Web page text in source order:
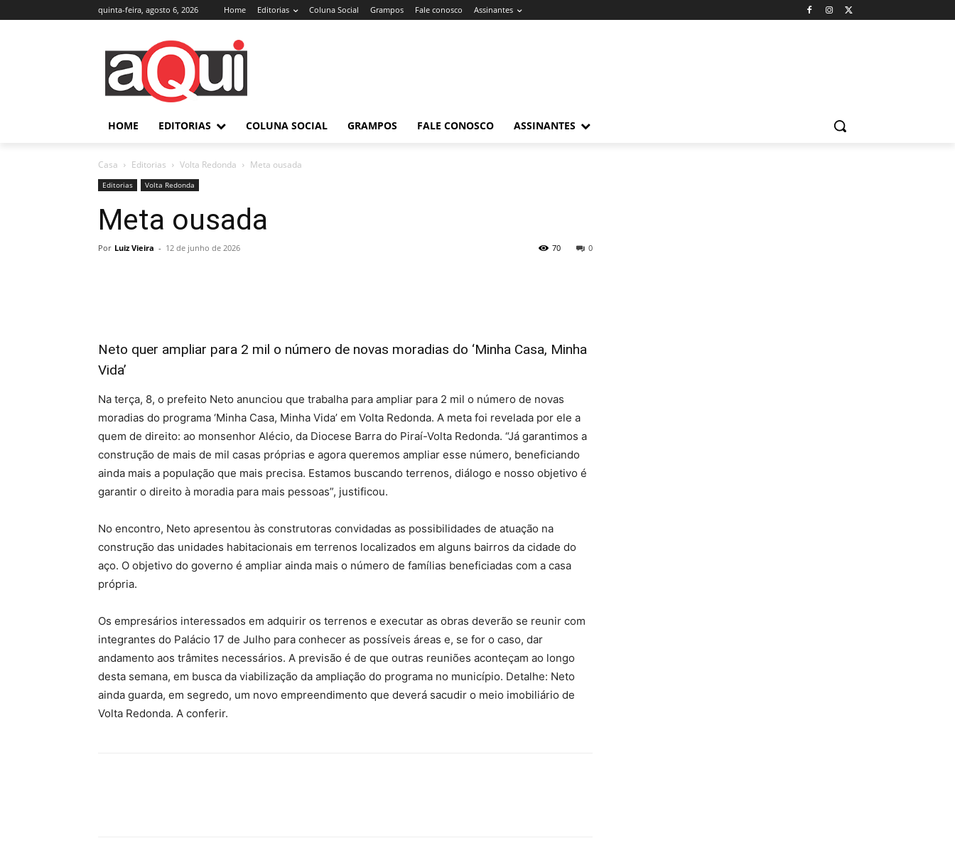
quinta-feira, agosto 6, 2026 Home Editorias Coluna Social Grampos Fale conosco Assinantes
HOME EDITORIAS COLUNA SOCIAL GRAMPOS FALE CONOSCO ASSINANTES
Casa Editorias Volta Redonda Meta ousada
Editorias Volta Redonda
Meta ousada
Por Luiz Vieira - 12 de junho de 2026 0
70
Neto quer ampliar para 2 mil o número de novas moradias do ‘Minha Casa, Minha
Vida’
Na terça, 8, o prefeito Neto anunciou que trabalha para ampliar para 2 mil o número de novas
moradias do programa ‘Minha Casa, Minha Vida’ em Volta Redonda. A meta foi revelada por ele a
quem de direito: ao monsenhor Alécio, da Diocese Barra do Piraí-Volta Redonda. “Já garantimos a
construção de mais de mil casas próprias e agora queremos ampliar esse número, beneficiando
ainda mais a população que mais precisa. Estamos buscando terrenos, diálogo e nosso objetivo é
garantir o direito à moradia para mais pessoas”, justificou.
No encontro, Neto apresentou às construtoras convidadas as possibilidades de atuação na
construção das unidades habitacionais em terrenos localizados em alguns bairros da cidade do
aço. O objetivo do governo é ampliar ainda mais o número de famílias beneficiadas com a casa
própria.
Os empresários interessados em adquirir os terrenos e executar as obras deverão se reunir com
integrantes do Palácio 17 de Julho para conhecer as possíveis áreas e, se for o caso, dar
andamento aos trâmites necessários. A previsão é de que outras reuniões aconteçam ao longo
desta semana, em busca da viabilização da ampliação do programa no município. Detalhe: Neto
ainda guarda, em segredo, um novo empreendimento que deverá sacudir o meio imobiliário de
Volta Redonda. A conferir.